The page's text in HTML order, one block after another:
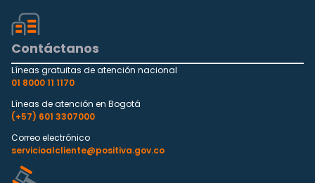
Contáctanos
Líneas gratuitas de atención nacional
01 8000 11 1170
Líneas de atención en Bogotá
(+57) 601 3307000
Correo electrónico
servicioalcliente@positiva.gov.co